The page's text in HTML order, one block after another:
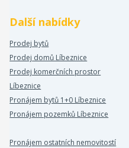
Další nabídky
Prodej bytů
Prodej domů Líbeznice
Prodej komerčních prostor
Líbeznice
Pronájem bytů 1+0 Líbeznice
Pronájem pozemků Líbeznice
Pronájem ostatních nemovitostí